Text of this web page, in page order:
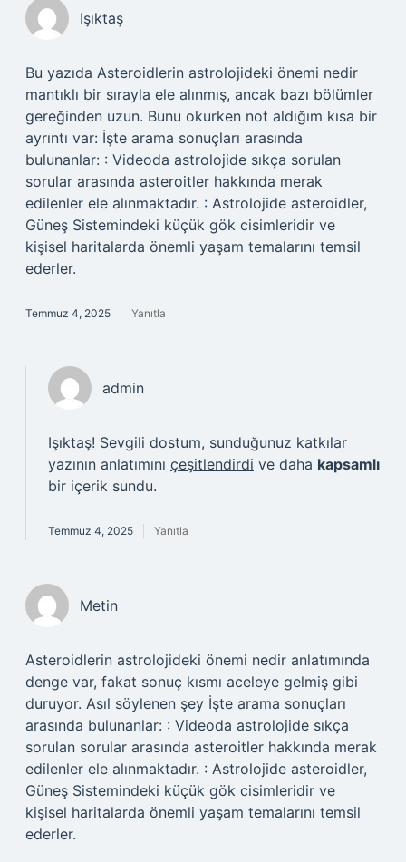
Işıktaş
Bu yazıda Asteroidlerin astrolojideki önemi nedir
mantıklı bir sırayla ele alınmış, ancak bazı bölümler
gereğinden uzun. Bunu okurken not aldığım kısa bir
ayrıntı var: İşte arama sonuçları arasında
bulunanlar: : Videoda astrolojide sıkça sorulan
sorular arasında asteroitler hakkında merak
edilenler ele alınmaktadır. : Astrolojide asteroidler,
Güneş Sistemindeki küçük gök cisimleridir ve
kişisel haritalarda önemli yaşam temalarını temsil
ederler.
Temmuz 4, 2025 Yanıtla
admin
Işıktaş! Sevgili dostum, sunduğunuz katkılar
yazının anlatımını çeşitlendirdi ve daha kapsamlı
bir içerik sundu.
Temmuz 4, 2025 Yanıtla
Metin
Asteroidlerin astrolojideki önemi nedir anlatımında
denge var, fakat sonuç kısmı aceleye gelmiş gibi
duruyor. Asıl söylenen şey İşte arama sonuçları
arasında bulunanlar: : Videoda astrolojide sıkça
sorulan sorular arasında asteroitler hakkında merak
edilenler ele alınmaktadır. : Astrolojide asteroidler,
Güneş Sistemindeki küçük gök cisimleridir ve
kişisel haritalarda önemli yaşam temalarını temsil
ederler.